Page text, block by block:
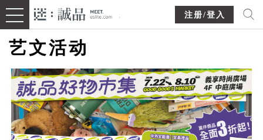
注册/登入
艺文活动